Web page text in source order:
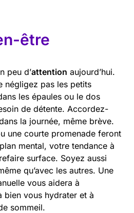
être
peu d’attention aujourd’hui.
négligez pas les petits
les épaules ou le dos
de détente. Accordez-
la journée, même brève.
une courte promenade feront
mental, votre tendance à
surface. Soyez aussi
qu’avec les autres. Une
vous aidera à
bien vous hydrater et à
sommeil.